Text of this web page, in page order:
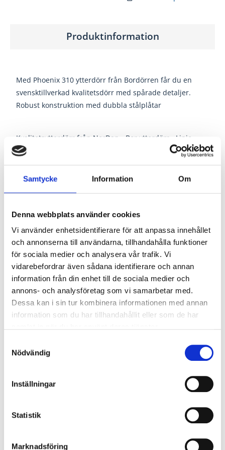
Samtycke Information Om
Denna webbplats använder cookies
Vi använder enhetsidentifierare för att anpassa innehållet
och annonserna till användarna, tillhandahålla funktioner
för sociala medier och analysera vår trafik. Vi
vidarebefordrar även sådana identifierare och annan
information från din enhet till de sociala medier och
annons- och analysföretag som vi samarbetar med.
Dessa kan i sin tur kombinera informationen med annan
information som du har tillhandahållit eller som de har
Nödvändig
Inställningar
Statistik
Marknadsföring
Produktinformation
Med Phoenix 310 ytterdörr från Bordörren får du en
svensktillverkad kvalitetsdörr med spårade detaljer.
Robust konstruktion med dubbla stålplåtar
Kvalitetsytterdörr från NorDan - Bor ytterdörr - Linje.
Svensktillverkad ytterdörrar av robust konstruktion med
dubbla stålplåtar, extra klimatpackning samt kraftig,
56x105 mm, lamell-limmad, fingerskarvad och
Ljudreduktion
Rw 30 dB
Modulmått Bordörren
bredden/höjden på "hålet" där enheten kommer att
placeras.
Karmytterbredden